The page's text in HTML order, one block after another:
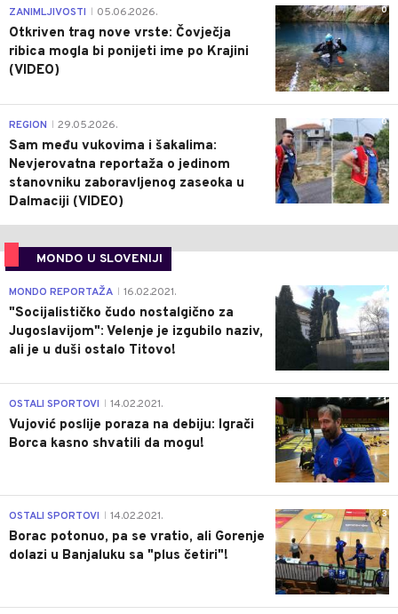
0
ZANIMLJIVOSTI 05.06.2026.
Otkriven trag nove vrste: Čovječja
ribica mogla bi ponijeti ime po Krajini
(VIDEO)
0
REGION 29.05.2026.
Sam među vukovima i šakalima:
Nevjerovatna reportaža o jedinom
stanovniku zaboravljenog zaseoka u
Dalmaciji (VIDEO)
MONDO U SLOVENIJI
4
MONDO REPORTAŽA 16.02.2021.
"Socijalističko čudo nostalgično za
Jugoslavijom": Velenje je izgubilo naziv,
ali je u duši ostalo Titovo!
1
OSTALI SPORTOVI 14.02.2021.
Vujović poslije poraza na debiju: Igrači
Borca kasno shvatili da mogu!
3
OSTALI SPORTOVI 14.02.2021.
Borac potonuo, pa se vratio, ali Gorenje
dolazi u Banjaluku sa "plus četiri"!